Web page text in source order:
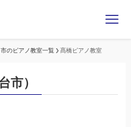
のピアノ教室一覧 髙橋ピアノ教室
市）